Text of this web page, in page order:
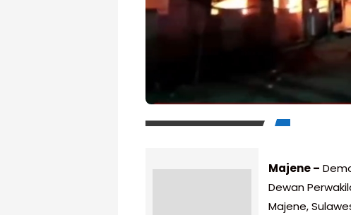
Majene –
Dewan
Majene,